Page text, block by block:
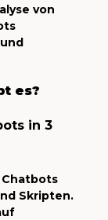
von
es?
in 3
Skripten.